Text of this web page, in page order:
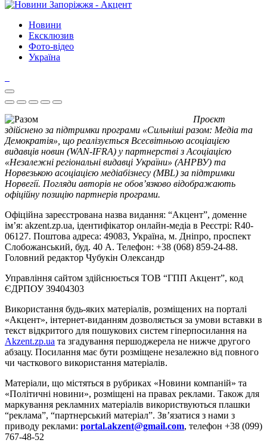
Новини
Ексклюзив
Фото-відео
Україна
Проєкт
здійснено за підтримки програми «Сильніші разом: Медіа та
Демократія», що реалізується Всесвітньою асоціацією
видавців новин (WAN-IFRA) у партнерстві з Асоціацією
«Незалежні регіональні видавці України» (АНРВУ) та
Норвезькою асоціацією медіабізнесу (MBL) за підтримки
Норвегії. Погляди авторів не обов’язково відображають
офіційну позицію партнерів програми.
Офіційна зареєстрована назва видання: “Акцент”, доменне
ім’я: akzent.zp.ua, ідентифікатор онлайн-медіа в Реєстрі: R40-
06127. Поштова адреса: 49083, Україна, м. Дніпро, проспект
Слобожанський, буд. 40 А. Телефон: +38 (068) 859-24-88.
Головний редактор Чубукін Олександр
Управління сайтом здійснюється ТОВ “ГПП Акцент”, код
ЄДРПОУ 39404303
Використання будь-яких матеріалів, розміщених на порталі
«Акцент», інтернет-виданням дозволяється за умови вставки в
текст відкритого для пошукових систем гіперпосилання на
Akzent.zp.ua та згадування першоджерела не нижче другого
абзацу. Посилання має бути розміщене незалежно від повного
чи часткового використання матеріалів.
Матеріали, що містяться в рубриках «Новини компаній» та
«Політичні новини», розміщені на правах реклами. Також для
маркування рекламних матеріалів використвуються плашки
“реклама”, “партнерський матеріал”. Зв’язатися з нами з
приводу реклами: portal.akzent@gmail.com, телефон +38 (099)
767-48-52